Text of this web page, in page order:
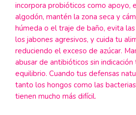
incorpora probióticos como apoyo,
algodón, mantén la zona seca y
húmeda o el traje de baño, evita
los jabones agresivos, y cuida tu
reduciendo el exceso de azúcar.
abusar de antibióticos sin
equilibrio. Cuando tus defensas
tanto los hongos como las
tienen mucho más difícil.